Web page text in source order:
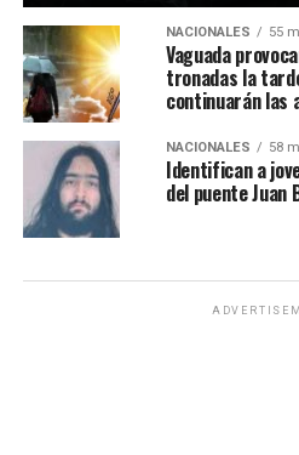
NACIONALES 55
Vaguada
tronadas la
continuarán las
NACIONALES 58
Identifican a
del puente Juan